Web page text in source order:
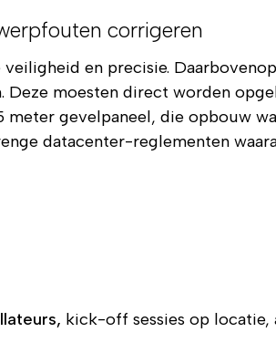
corrigeren
veiligheid en precisie.
moesten direct worden
gevelpaneel, die opbouw
datacenter-reglementen
kick-off sessies op